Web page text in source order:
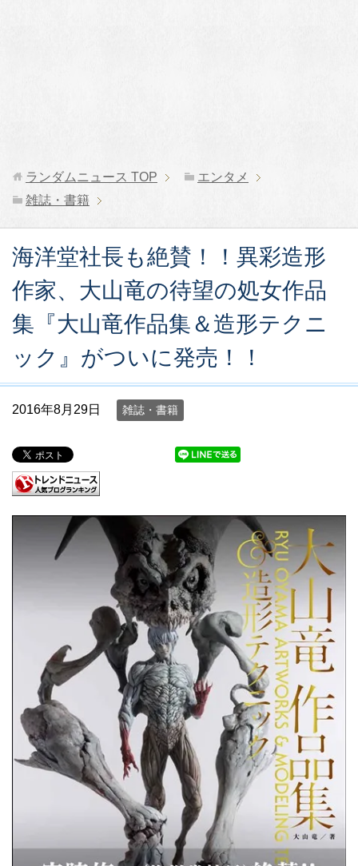
ランダムニュース TOP
エンタメ
雑誌・書籍
海洋堂社長も絶賛！！異彩造形
作家、大山竜の待望の処女作品
集『大山竜作品集＆造形テクニ
ック』がついに発売！！
2016年8月29日 雑誌・書籍